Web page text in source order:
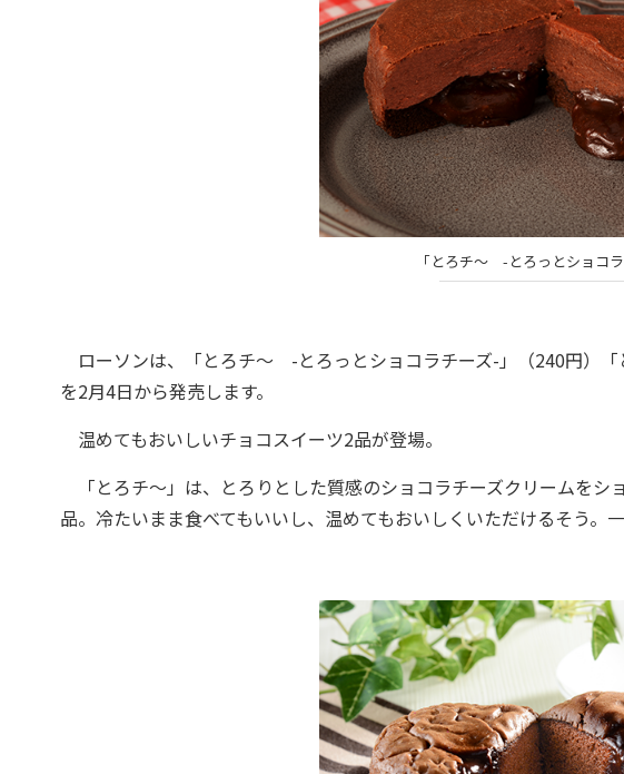
「とろチ～ -とろっとショコラ
ローソンは、「とろチ～ -とろっとショコラチーズ-」（240円）「
を2月4日から発売します。
温めてもおいしいチョコスイーツ2品が登場。
「とろチ～」は、とろりとした質感のショコラチーズクリームをシ
品。冷たいまま食べてもいいし、温めてもおいしくいただけるそう。